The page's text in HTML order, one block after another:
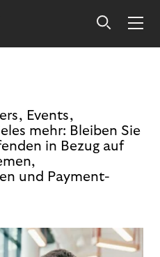
Events,
mehr: Bleiben Sie
in Bezug auf
und Payment-